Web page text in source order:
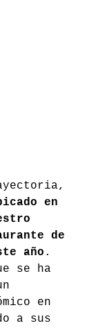
en
de
año .
se ha
en
a sus